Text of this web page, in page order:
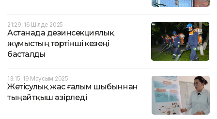
21:29, 16 Шілде 2025
Астанада дезинсекциялық
жұмыстың төртінші кезеңі
басталды
13:15, 19 Маусым 2025
Жетісулық жас ғалым шыбыннан
тыңайтқыш әзірледі